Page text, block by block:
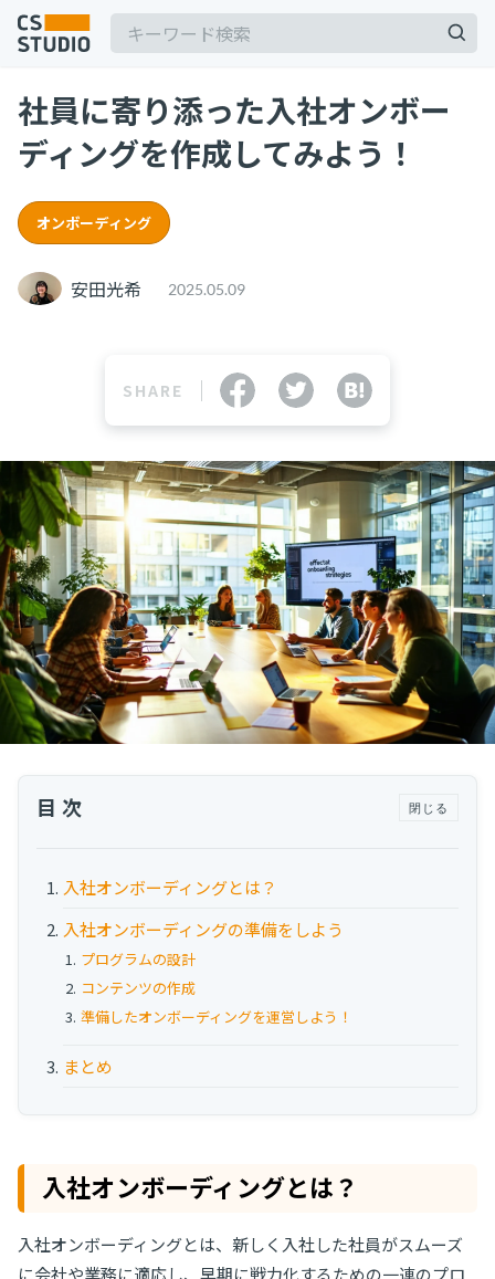
サービス
コンサルティング
運用代行・人材派遣
カスタマーサクセス人材派遣・常駐
カスタマーサクセスBPO
BPaaS​
既存営業 AI BPO
カスタマーサポート代行
多言語カスタマーサポート対応
CSツール導入・運用支援
ツール選定・運用支援
Zendesk導入支援
その他ご支援​
ユーザーインタビュー
インサイドセールス代行
お役立ち資料
メルマガ登録
相談する
【2025年最新】Outlookの時短術15選！メー
カスタマーサポート
BPO BPaaS
サボタージュマニュアルとは？組織の内部崩壊
に関するバイブル
2025.04.23
意外と知らない？Google スプレッドシート関
数の落とし穴 ～集計作業を効率化する4つの
関数と、見落としがちな注意点～
カスタマーサポート
2025.08.19
顧客満足度を上げる具体例10選！成功企業の事
例とともに解説
カスタマーサクセス 顧客満足度
社員に寄り添った入社オンボー
ディングを作成してみよう！
オンボーディング
安田光希 2025.05.09
SHARE
入社オンボーディングとは？
入社オンボーディングの準備をしよう
プログラムの設計
コンテンツの作成
準備したオンボーディングを運営しよう！
まとめ
目次 閉じる
入社オンボーディングとは？
入社オンボーディングとは、新しく入社した社員がスムーズ
に会社や業務に適応し、早期に戦力化するための一連のプロ